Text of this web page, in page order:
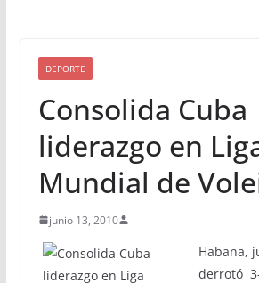
DEPORTE
Consolida Cuba
liderazgo en
Mundial de
junio 13, 2010
Habana,
derrotó